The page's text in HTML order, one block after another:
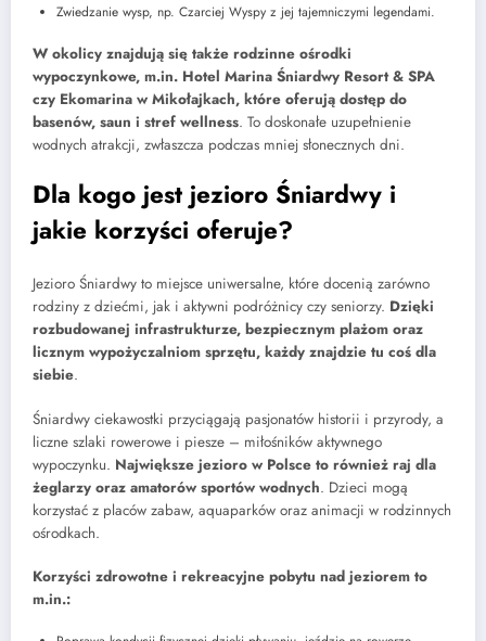
Zwiedzanie wysp, np. Czarciej Wyspy z jej tajemniczymi legendami.
W okolicy znajdują się także rodzinne ośrodki
wypoczynkowe, m.in. Hotel Marina Śniardwy Resort & SPA
czy Ekomarina w Mikołajkach, które oferują dostęp do
basenów, saun i stref wellness. To doskonałe uzupełnienie
wodnych atrakcji, zwłaszcza podczas mniej słonecznych dni.
Dla kogo jest jezioro Śniardwy i
jakie korzyści oferuje?
Jezioro Śniardwy to miejsce uniwersalne, które docenią zarówno
rodziny z dziećmi, jak i aktywni podróżnicy czy seniorzy. Dzięki
rozbudowanej infrastrukturze, bezpiecznym plażom oraz
licznym wypożyczalniom sprzętu, każdy znajdzie tu coś dla
siebie.
Śniardwy ciekawostki przyciągają pasjonatów historii i przyrody, a
liczne szlaki rowerowe i piesze – miłośników aktywnego
wypoczynku. Największe jezioro w Polsce to również raj dla
żeglarzy oraz amatorów sportów wodnych. Dzieci mogą
korzystać z placów zabaw, aquaparków oraz animacji w rodzinnych
ośrodkach.
Korzyści zdrowotne i rekreacyjne pobytu nad jeziorem to
m.in.: